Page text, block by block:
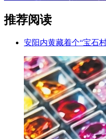
推荐阅读
安阳内黄藏着个“宝石